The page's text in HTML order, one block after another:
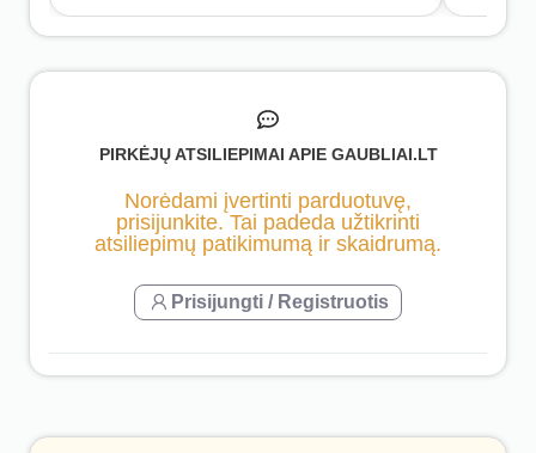
PIRKĖJŲ ATSILIEPIMAI APIE GAUBLIAI.LT
Norėdami įvertinti parduotuvę,
prisijunkite. Tai padeda užtikrinti
atsiliepimų patikimumą ir skaidrumą.
Prisijungti / Registruotis